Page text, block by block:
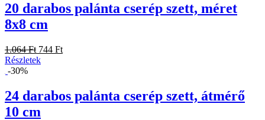
20 darabos palánta cserép szett, méret
8x8 cm
1.064 Ft 744 Ft
Részletek
-30%
24 darabos palánta cserép szett, átmérő
10 cm